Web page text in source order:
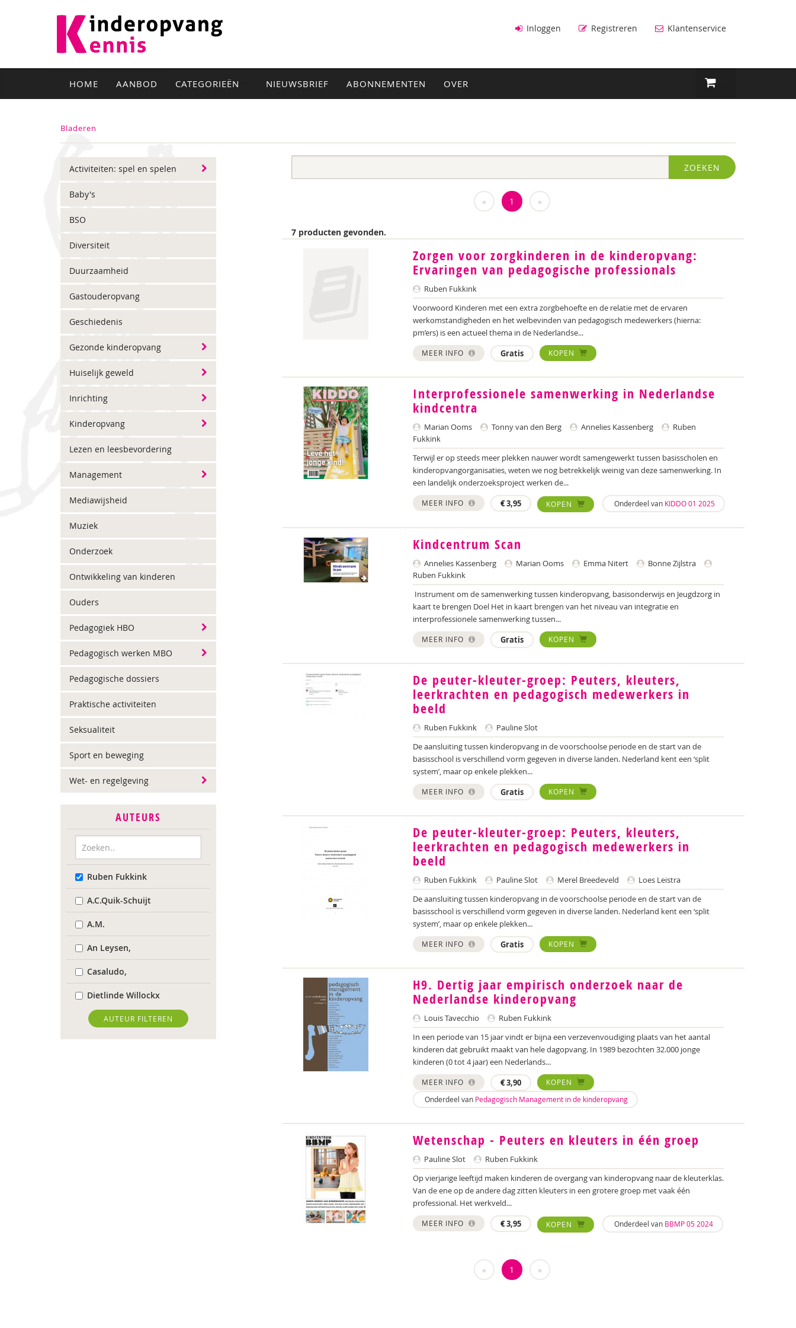
Inloggen Registreren Klantenservice
HOME AANBOD CATEGORIEËN NIEUWSBRIEF ABONNEMENTEN OVER
Bladeren
Activiteiten: spel en spelen
Baby's
BSO
Diversiteit
Duurzaamheid
Gastouderopvang
Geschiedenis
Gezonde kinderopvang
Huiselijk geweld
Inrichting
Kinderopvang
Lezen en leesbevordering
Management
Mediawijsheid
Muziek
Onderzoek
Ontwikkeling van kinderen
Ouders
Pedagogiek HBO
Pedagogisch werken MBO
Pedagogische dossiers
Praktische activiteiten
Seksualiteit
Sport en beweging
Wet- en regelgeving
AUTEURS
Ruben Fukkink
A.C.Quik-Schuijt
A.M.
An Leysen,
Casaludo,
Dietlinde Willockx
Landelijk Kenniscentrum
LVB
AUTEUR FILTEREN
ZOEKEN
« 1 »
7 producten gevonden.
Zorgen voor zorgkinderen in de kinderopvang:
Ervaringen van pedagogische professionals
Ruben Fukkink
Voorwoord Kinderen met een extra zorgbehoefte en de relatie met de ervaren
werkomstandigheden en het welbevinden van pedagogisch medewerkers (hierna:
pm’ers) is een actueel thema in de Nederlandse...
MEER INFO Gratis KOPEN
Interprofessionele samenwerking in Nederlandse
kindcentra
Marian Ooms Tonny van den Berg Annelies Kassenberg
Ruben
Fukkink
Terwijl er op steeds meer plekken nauwer wordt samengewerkt tussen basisscholen en
kinderopvangorganisaties, weten we nog betrekkelijk weinig van deze samenwerking. In
een landelijk onderzoeksproject werken de...
MEER INFO €3,95 KOPEN Onderdeel van KIDDO 01 2025
Kindcentrum Scan
Annelies Kassenberg Marian Ooms Emma Nitert
Bonne Zijlstra
Ruben Fukkink
Instrument om de samenwerking tussen kinderopvang, basisonderwijs en Jeugdzorg in
kaart te brengen Doel Het in kaart brengen van het niveau van integratie en
interprofessionele samenwerking tussen...
MEER INFO Gratis KOPEN
De peuter-kleuter-groep: Peuters, kleuters,
leerkrachten en pedagogisch medewerkers in
beeld
Ruben Fukkink
Pauline Slot
De aansluiting tussen kinderopvang in de voorschoolse periode en de start van de
basisschool is verschillend vorm gegeven in diverse landen. Nederland kent een ‘split
system’, maar op enkele plekken...
MEER INFO Gratis KOPEN
De peuter-kleuter-groep: Peuters, kleuters,
leerkrachten en pedagogisch medewerkers in
beeld
Ruben Fukkink Pauline Slot Merel Breedeveld
Loes Leistra
De aansluiting tussen kinderopvang in de voorschoolse periode en de start van de
basisschool is verschillend vorm gegeven in diverse landen. Nederland kent een ‘split
system’, maar op enkele plekken...
MEER INFO Gratis KOPEN
H9. Dertig jaar empirisch onderzoek naar de
Nederlandse kinderopvang
Louis Tavecchio
Ruben Fukkink
In een periode van 15 jaar vindt er bijna een verzevenvoudiging plaats van het aantal
kinderen dat gebruikt maakt van hele dagopvang. In 1989 bezochten 32.000 jonge
kinderen (0 tot 4 jaar) een Nederlands...
MEER INFO €3,90
KOPEN
Onderdeel van Pedagogisch Management in de kinderopvang
Wetenschap - Peuters en kleuters in één groep
Pauline Slot
Ruben Fukkink
Op vierjarige leeftijd maken kinderen de overgang van kinderopvang naar de kleuterklas.
Van de ene op de andere dag zitten kleuters in een grotere groep met vaak één
professional. Het werkveld...
MEER INFO €3,95 KOPEN Onderdeel van BBMP 05 2024
« 1 »